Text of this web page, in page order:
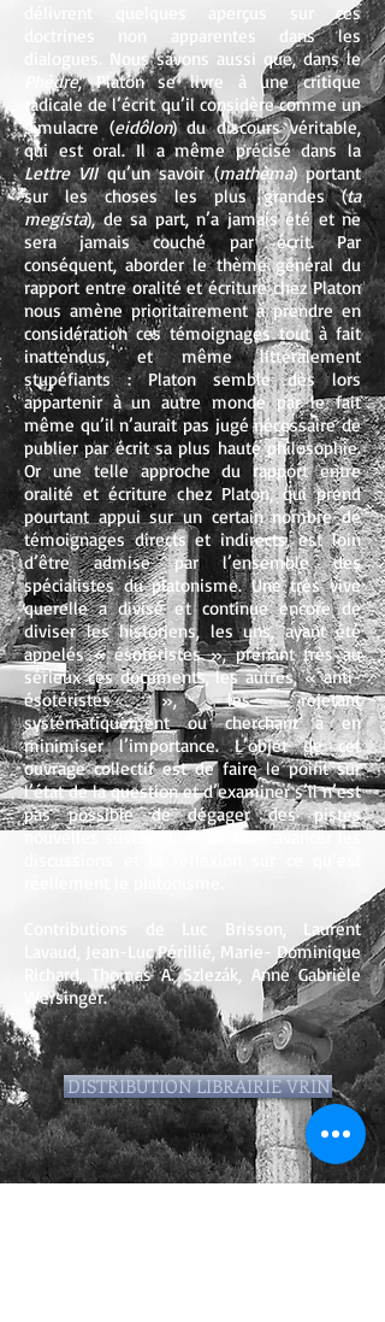
délivrent quelques aperçus sur ces
doctrines non apparentes dans les
dialogues. Nous savons aussi que, dans le
Phèdre, Platon se livre à une critique
radicale de l’écrit qu’il considère comme un
simulacre (eidôlon) du discours véritable,
qui est oral. Il a même précisé dans la
Lettre VIIqu’un savoir (mathèma) portant
sur les choses les plus grandes (ta
megista), de sa part, n’a jamais été et ne
sera jamais couché par écrit. Par
conséquent, aborder le thème général du
rapport entre oralité et écriture chez Platon
nous amène prioritairement à prendre en
considération ces témoignages tout à fait
inattendus, et même littéralement
stupéfiants : Platon semble dès lors
appartenir à un autre monde par le fait
même qu’il n’aurait pas jugé nécessaire de
publier par écrit sa plus haute philosophie.
Or une telle approche du rapport entre
oralité et écriture chez Platon, qui prend
pourtant appui sur un certain nombre de
témoignages directs et indirects, est loin
d’être admise par l’ensemble des
spécialistes du platonisme. Une très vive
querelle a divisé et continue encore de
diviser les historiens, les uns, ayant été
appelés « ésotéristes », prenant très au
sérieux ces documents, les autres, « anti-
ésotéristes », les rejetant
systématiquement ou cherchant à en
minimiser l’importance. L’objet de cet
ouvrage collectif est de faire le point sur
l’état de la question et d’examiner s’il n’est
pas possible de dégager des pistes
nouvelles susceptibles de faire avancer les
Contributions de Luc Brisson, Laurent
Lavaud, Jean-Luc Périllié, Marie- Dominique
Richard, Thomas A. Szlezák, Anne Gabrièle
Wersinger.
DISTRIBUTION LIBRAIRIE VRIN